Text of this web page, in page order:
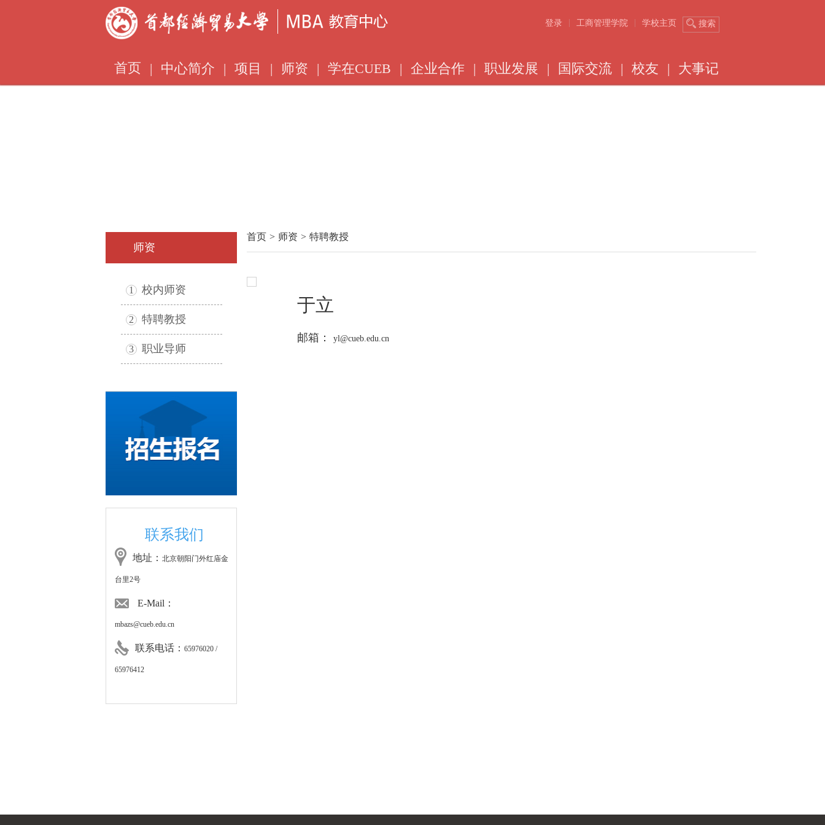
搜索
学校主页
工商管理学院
登录
首页 | 中心简介 | 项目 | 师资 | 学在CUEB | 企业合作 | 职业发展 | 国际交流 | 校友 | 大事记
师资
1 校内师资
2 特聘教授
3 职业导师
联系我们
地址： 北京朝阳门外红庙金
台里2号
E-Mail：
mbazs@cueb.edu.cn
联系电话： 65976020 /
65976412
首页 > 师资 > 特聘教授
于立
邮箱： yl@cueb.edu.cn